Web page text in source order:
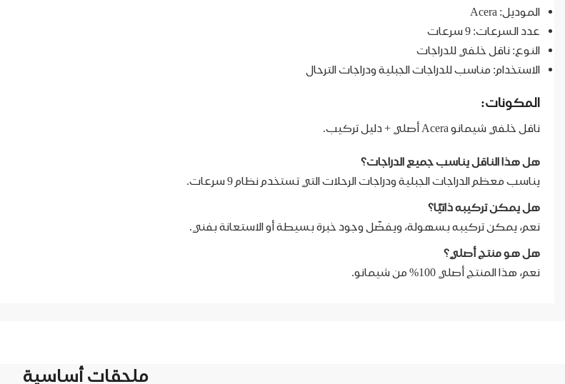
الموديل: Acera
عدد السرعات: 9 سرعات
النوع: ناقل خلفي للدراجات
الاستخدام: مناسب للدراجات الجبلية ودراجات الترحال
المكونات:
ناقل خلفي شيمانو Acera أصلي + دليل تركيب.
هل هذا الناقل يناسب جميع الدراجات؟
يناسب معظم الدراجات الجبلية ودراجات الرحلات التي تستخدم نظام 9 سرعات.
هل يمكن تركيبه ذاتيًا؟
نعم، يمكن تركيبه بسهولة، ويفضّل وجود خبرة بسيطة أو الاستعانة بفني.
هل هو منتج أصلي؟
نعم، هذا المنتج أصلي 100% من شيمانو.
ملحقات أساسية